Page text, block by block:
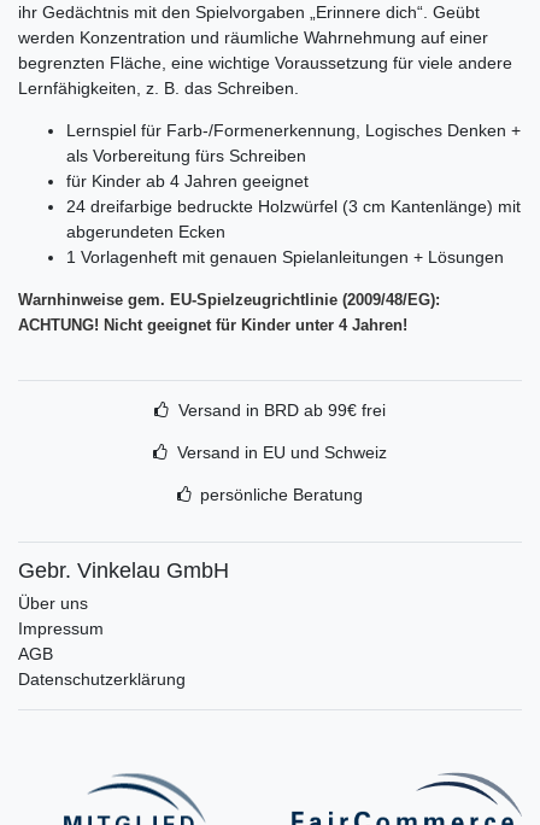
ihr Gedächtnis mit den Spielvorgaben „Erinnere dich“. Geübt
werden Konzentration und räumliche Wahrnehmung auf einer
begrenzten Fläche, eine wichtige Voraussetzung für viele andere
Lernfähigkeiten, z. B. das Schreiben.
Lernspiel für Farb-/Formenerkennung, Logisches Denken +
als Vorbereitung fürs Schreiben
für Kinder ab 4 Jahren geeignet
24 dreifarbige bedruckte Holzwürfel (3 cm Kantenlänge) mit
abgerundeten Ecken
1 Vorlagenheft mit genauen Spielanleitungen + Lösungen
Warnhinweise gem. EU-Spielzeugrichtlinie (2009/48/EG):
ACHTUNG! Nicht geeignet für Kinder unter 4 Jahren!
Versand in BRD ab 99€ frei
Versand in EU und Schweiz
persönliche Beratung
Gebr. Vinkelau GmbH
Über uns
Impressum
AGB
Datenschutzerklärung